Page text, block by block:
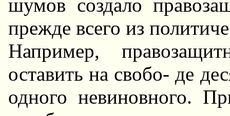
шумов создало
прежде всего из
Hапример,
оставить на свобо- де
одного невиновного.